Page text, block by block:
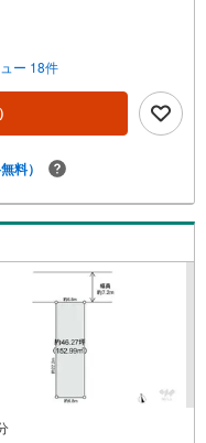
前にご予約頂きましたら営
します。＼本物件の他に
業者間で不動産情報が共
や、その他隣接エリアで
不動産販売 久屋大通営業
口から徒歩1分、名城線
～19:00（定休日無し） 上
れる場合は「室内・現地
ご希望の日時をご記入い
可能です。
ー 18件
料）